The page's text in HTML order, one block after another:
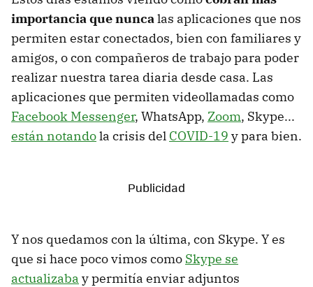
importancia que nuncalas aplicaciones que nos
permiten estar conectados, bien con familiares y
amigos, o con compañeros de trabajo para poder
realizar nuestra tarea diaria desde casa. Las
aplicaciones que permiten videollamadas como
Facebook Messenger, WhatsApp, Zoom, Skype...
están notandola crisis del COVID-19 y para bien.
Y nos quedamos con la última, con Skype. Y es
que si hace poco vimos como Skype se
actualizaba y permitía enviar adjuntos